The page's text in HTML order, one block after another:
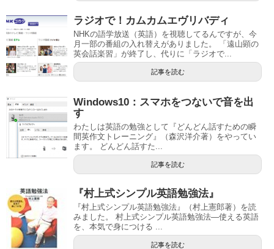
ラジオで！カムカムエヴリバディ
NHKの語学放送（英語）を視聴してるんですが、今
月一部の番組の入れ替えがありました。 「遠山顕の
英会話楽習」が終了し、代りに「ラジオで...
記事を読む
Windows10：スマホをつないで音を出
す
わたしは英語の勉強として『どんどん話すための瞬
間英作文トレーニング』（森沢洋介著）をやってい
ます。 どんどん話すた...
記事を読む
『村上式シンプル英語勉強法』
『村上式シンプル英語勉強法』（村上憲郎著）を読
みました。 村上式シンプル英語勉強法―使える英語
を、本気で身につける ...
記事を読む